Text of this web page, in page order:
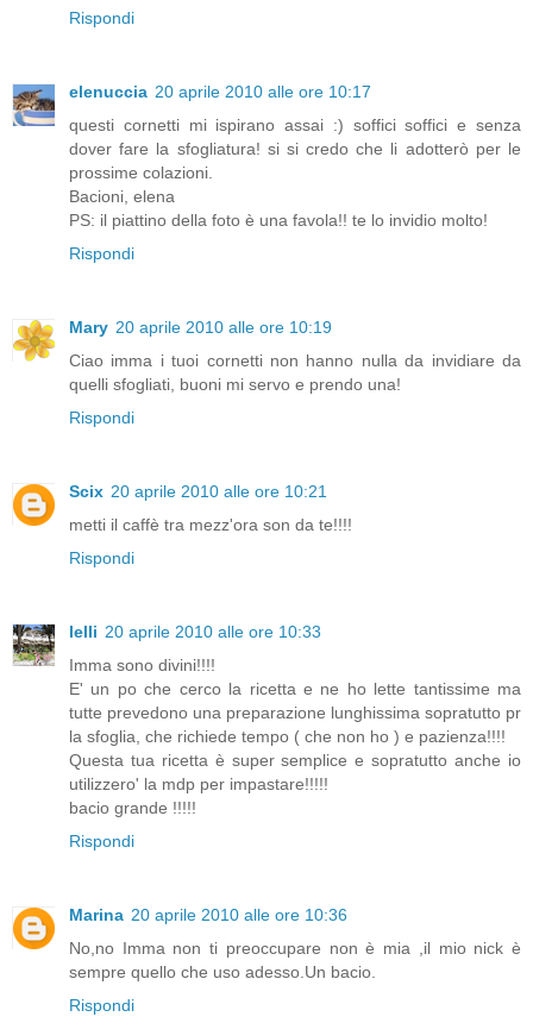
Rispondi
elenuccia 20 aprile 2010 alle ore 10:17
questi cornetti mi ispirano assai :) soffici soffici e senza
dover fare la sfogliatura! si si credo che li adotterò per le
prossime colazioni.
Bacioni, elena
PS: il piattino della foto è una favola!! te lo invidio molto!
Rispondi
Mary 20 aprile 2010 alle ore 10:19
Ciao imma i tuoi cornetti non hanno nulla da invidiare da
quelli sfogliati, buoni mi servo e prendo una!
Rispondi
Scix 20 aprile 2010 alle ore 10:21
metti il caffè tra mezz'ora son da te!!!!
Rispondi
lelli 20 aprile 2010 alle ore 10:33
Imma sono divini!!!!
E' un po che cerco la ricetta e ne ho lette tantissime ma
tutte prevedono una preparazione lunghissima sopratutto pr
la sfoglia, che richiede tempo ( che non ho ) e pazienza!!!!
Questa tua ricetta è super semplice e sopratutto anche io
utilizzero' la mdp per impastare!!!!!
bacio grande !!!!!
Rispondi
Marina 20 aprile 2010 alle ore 10:36
No,no Imma non ti preoccupare non è mia ,il mio nick è
sempre quello che uso adesso.Un bacio.
Rispondi